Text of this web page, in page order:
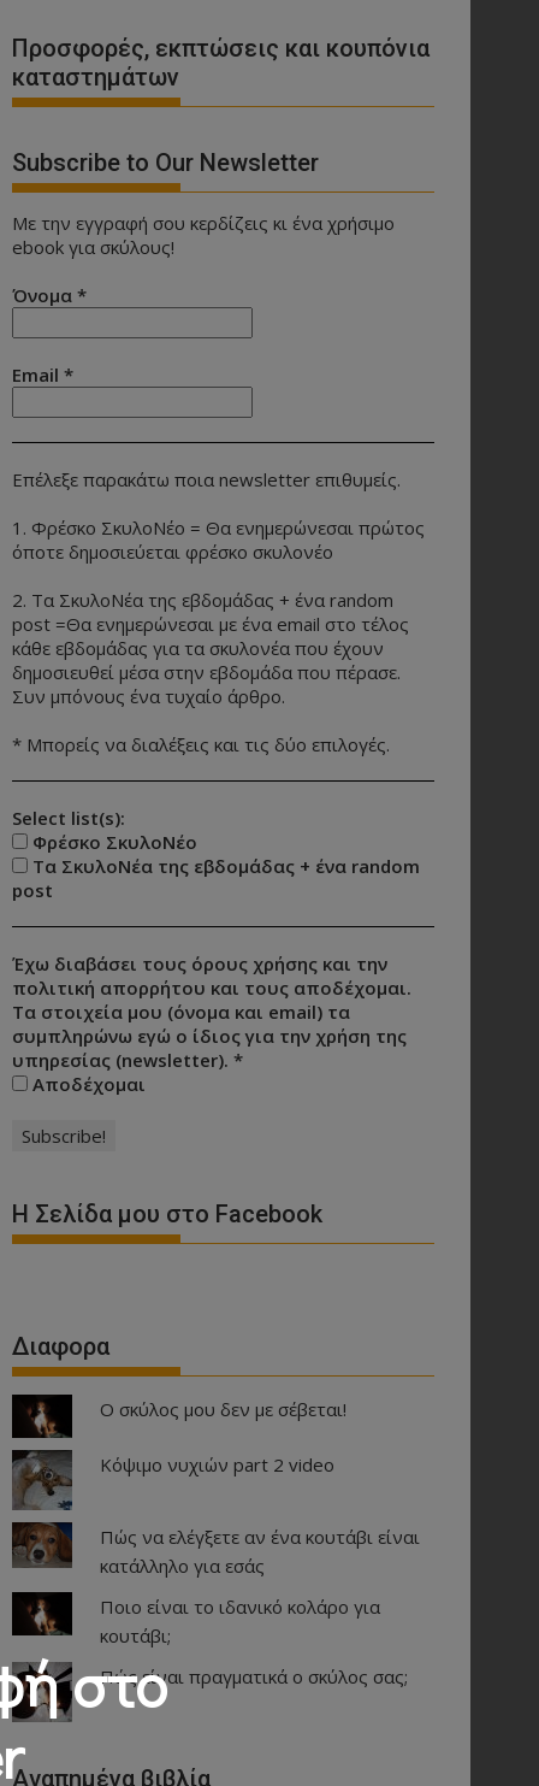
Προσφορές, εκπτώσεις και κουπόνια
καταστημάτων
Subscribe to Our Newsletter
Με την εγγραφή σου κερδίζεις κι ένα χρήσιμο
ebook για σκύλους!
Όνομα *
Email *
Επέλεξε παρακάτω ποια newsletter επιθυμείς.
1. Φρέσκο ΣκυλοΝέο = Θα ενημερώνεσαι πρώτος
όποτε δημοσιεύεται φρέσκο σκυλονέο
2. Τα ΣκυλοΝέα της εβδομάδας + ένα random
post =Θα ενημερώνεσαι με ένα email στο τέλος
κάθε εβδομάδας για τα σκυλονέα που έχουν
δημοσιευθεί μέσα στην εβδομάδα που πέρασε.
Συν μπόνους ένα τυχαίο άρθρο.
* Μπορείς να διαλέξεις και τις δύο επιλογές.
Select list(s):
Φρέσκο ΣκυλοΝέο
Τα ΣκυλοΝέα της εβδομάδας + ένα random
post
Έχω διαβάσει τους όρους χρήσης και την
πολιτική απορρήτου και τους αποδέχομαι.
Τα στοιχεία μου (όνομα και email) τα
συμπληρώνω εγώ ο ίδιος για την χρήση της
υπηρεσίας (newsletter). *
Αποδέχομαι
Η Σελίδα μου στο Facebook
Διαφορα
Ο σκύλος μου δεν με σέβεται!
Κόψιμο νυχιών part 2 video
Πώς να ελέγξετε αν ένα κουτάβι είναι
κατάλληλο για εσάς
Ποιο είναι το ιδανικό κολάρο για
κουτάβι;
Πώς είναι πραγματικά ο σκύλος σας;
Αγαπημένα βιβλία
στο